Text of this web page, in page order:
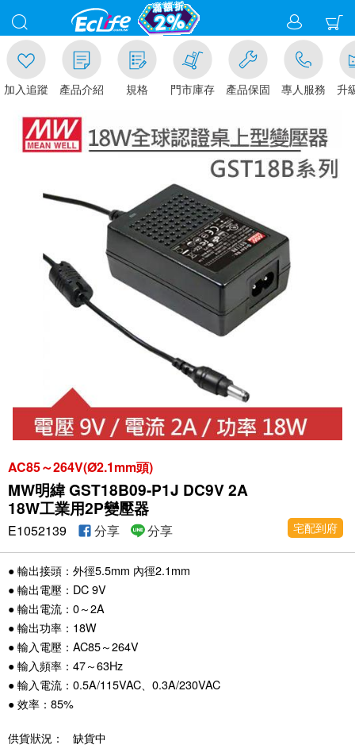
追蹤 產品介紹 規格 門市庫存 產品保固 專人服務 升級金
AC85～264V(Ø2.1mm頭)
MW明緯 GST18B09-P1J DC9V 2A
18W工業用2P變壓器
宅配到府
E1052139 分享 分享
● 輸出接頭：外徑5.5mm 內徑2.1mm
● 輸出電壓：DC 9V
● 輸出電流：0～2A
● 輸出功率：18W
● 輸入電壓：AC85～264V
● 輸入頻率：47～63Hz
● 輸入電流：0.5A/115VAC、0.3A/230VAC
● 效率：85%
供貨狀況： 缺貨中